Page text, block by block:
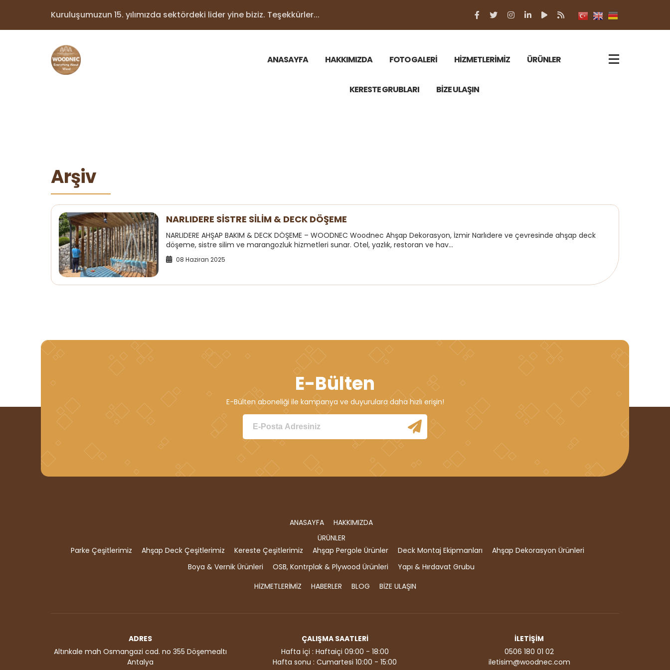
Kuruluşumuzun 15. yılımızda sektördeki lider yine biziz. Teşekkürler...
ANASAYFA HAKKIMIZDA FOTO GALERİ HİZMETLERİMİZ ÜRÜNLER
KERESTE GRUBLARI BİZE ULAŞIN
Arşiv
NARLIDERE SİSTRE SİLİM & DECK DÖŞEME
NARLIDERE AHŞAP BAKIM & DECK DÖŞEME – WOODNEC Woodnec Ahşap Dekorasyon, İzmir Narlıdere ve çevresinde ahşap deck
döşeme, sistre silim ve marangozluk hizmetleri sunar. Otel, yazlık, restoran ve hav...
08 Haziran 2025
E-Bülten
E-Bülten aboneliği ile kampanya ve duyurulara daha hızlı erişin!
ANASAYFA
HAKKIMIZDA
ÜRÜNLER
Parke Çeşitlerimiz
Ahşap Deck Çeşitlerimiz Kereste Çeşitlerimiz Ahşap Pergole Ürünler Deck Montaj Ekipmanları
Ahşap Dekorasyon Ürünleri
Boya & Vernik Ürünleri
OSB, Kontrplak & Plywood Ürünleri
Yapı & Hırdavat Grubu
HİZMETLERİMİZ
HABERLER BLOG BİZE ULAŞIN
ADRES
Altınkale mah Osmangazi cad. no 355 Döşemealtı
Antalya
ÇALIŞMA SAATLERİ
Hafta içi : Haftaiçi 09:00 - 18:00
Hafta sonu : Cumartesi 10:00 - 15:00
İLETİŞİM
0506 180 01 02
iletisim@woodnec.com